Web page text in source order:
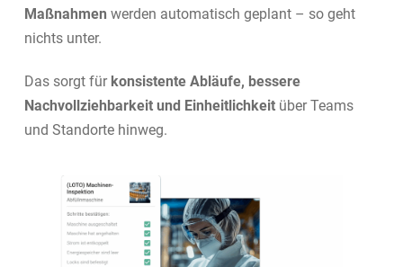
Maßnahmen werden automatisch geplant – so geht
nichts unter.
Das sorgt für konsistente Abläufe, bessere
Nachvollziehbarkeit und Einheitlichkeitüber Teams
und Standorte hinweg.